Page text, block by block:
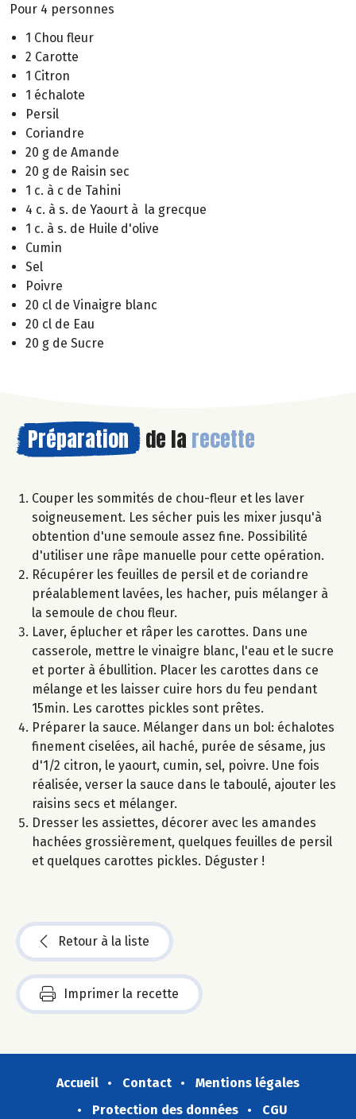
Pour 4 personnes
1 Chou fleur
2 Carotte
1 Citron
1 échalote
Persil
Coriandre
20 g de Amande
20 g de Raisin sec
1 c. à c de Tahini
4 c. à s. de Yaourt à la grecque
1 c. à s. de Huile d'olive
Cumin
Sel
Poivre
20 cl de Vinaigre blanc
20 cl de Eau
20 g de Sucre
Préparation de la recette
Couper les sommités de chou-fleur et les laver
soigneusement. Les sécher puis les mixer jusqu'à
obtention d'une semoule assez fine. Possibilité
d'utiliser une râpe manuelle pour cette opération.
Récupérer les feuilles de persil et de coriandre
préalablement lavées, les hacher, puis mélanger à
la semoule de chou fleur.
Laver, éplucher et râper les carottes. Dans une
casserole, mettre le vinaigre blanc, l'eau et le sucre
et porter à ébullition. Placer les carottes dans ce
mélange et les laisser cuire hors du feu pendant
15min. Les carottes pickles sont prêtes.
Préparer la sauce. Mélanger dans un bol: échalotes
finement ciselées, ail haché, purée de sésame, jus
d'1/2 citron, le yaourt, cumin, sel, poivre. Une fois
réalisée, verser la sauce dans le taboulé, ajouter les
raisins secs et mélanger.
Dresser les assiettes, décorer avec les amandes
hachées grossièrement, quelques feuilles de persil
et quelques carottes pickles. Déguster !
Retour à la liste
Imprimer la recette
Accueil Contact
Mentions légales
Protection des données
CGU